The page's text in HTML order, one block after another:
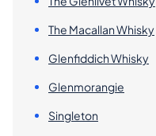
The Macallan Whisky
Glenfiddich Whisky
Glenmorangie
Singleton